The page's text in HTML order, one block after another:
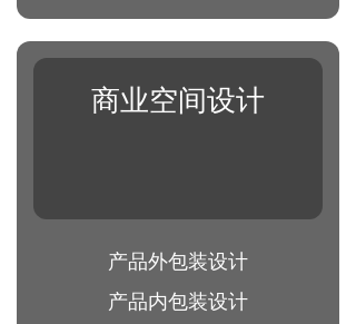
产品外包装设计
产品内包装设计
商业空间设计